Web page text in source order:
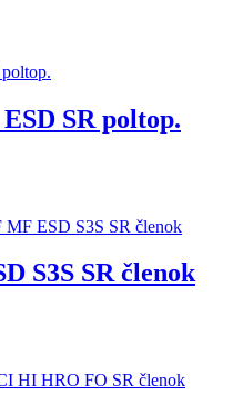
SR poltop.
S3S SR členok